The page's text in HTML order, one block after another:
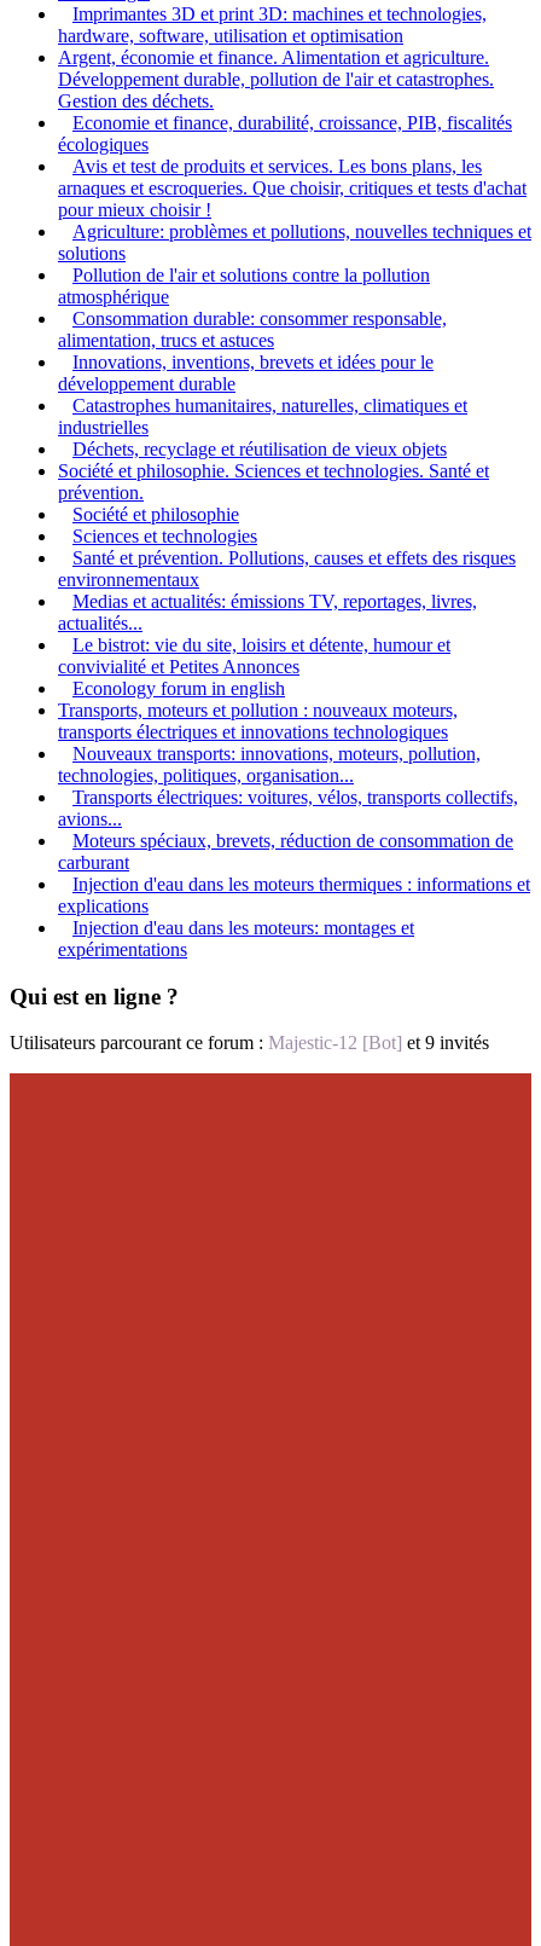
Imprimantes 3D et print 3D: machines et technologies,
hardware, software, utilisation et optimisation
Argent, économie et finance. Alimentation et agriculture.
Développement durable, pollution de l'air et catastrophes.
Gestion des déchets.
Economie et finance, durabilité, croissance, PIB, fiscalités
écologiques
Avis et test de produits et services. Les bons plans, les
arnaques et escroqueries. Que choisir, critiques et tests d'achat
pour mieux choisir !
Agriculture: problèmes et pollutions, nouvelles techniques et
solutions
Pollution de l'air et solutions contre la pollution
atmosphérique
Consommation durable: consommer responsable,
alimentation, trucs et astuces
Innovations, inventions, brevets et idées pour le
développement durable
Catastrophes humanitaires, naturelles, climatiques et
industrielles
Déchets, recyclage et réutilisation de vieux objets
Société et philosophie. Sciences et technologies. Santé et
prévention.
Société et philosophie
Sciences et technologies
Santé et prévention. Pollutions, causes et effets des risques
environnementaux
Medias et actualités: émissions TV, reportages, livres,
actualités...
Le bistrot: vie du site, loisirs et détente, humour et
convivialité et Petites Annonces
Econology forum in english
Transports, moteurs et pollution : nouveaux moteurs,
transports électriques et innovations technologiques
Nouveaux transports: innovations, moteurs, pollution,
technologies, politiques, organisation...
Transports électriques: voitures, vélos, transports collectifs,
avions...
Moteurs spéciaux, brevets, réduction de consommation de
carburant
Injection d'eau dans les moteurs thermiques : informations et
explications
Injection d'eau dans les moteurs: montages et
expérimentations
Qui est en ligne ?
Utilisateurs parcourant ce forum : Majestic-12 [Bot] et 9 invités